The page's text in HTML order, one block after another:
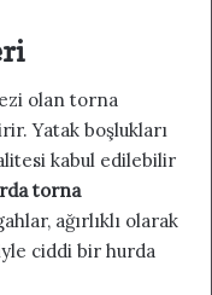
olan torna
Yatak boşlukları
kabul edilebilir
torna
ağırlıklı olarak
ciddi bir hurda